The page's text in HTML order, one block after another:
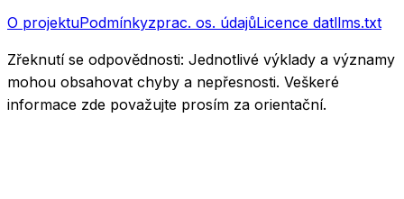
O projektuPodmínkyzprac. os. údajůLicence datllms.txt
Zřeknutí se odpovědnosti: Jednotlivé výklady a významy
mohou obsahovat chyby a nepřesnosti. Veškeré
informace zde považujte prosím za orientační.